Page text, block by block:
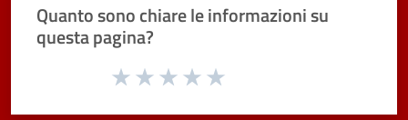
Quanto sono chiare le informazioni su
questa pagina?
Valuta da 1 a 5 stelle la pagina